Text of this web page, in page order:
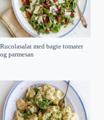
Rucolasalat med bagte tomater
og parmesan